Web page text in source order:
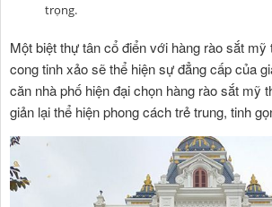
trọng.
Một biệt thự tân cổ điển với hàng rào sắt mỹ
cong tinh xảo sẽ thể hiện sự đẳng cấp của
căn nhà phố hiện đại chọn hàng rào sắt mỹ
giản lại thể hiện phong cách trẻ trung, tinh